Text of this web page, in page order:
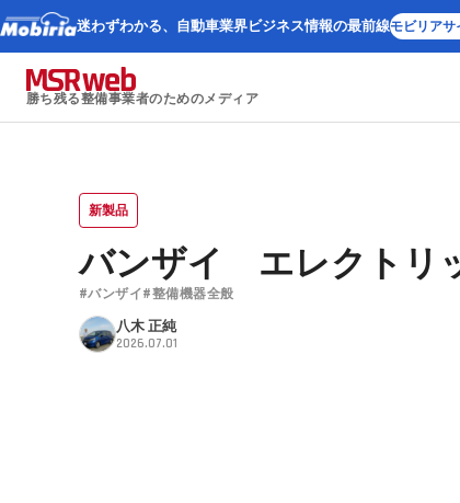
迷わずわかる、 自動車業界ビジネス情報の最前線モビリアサ
勝ち残る整備事業者のためのメディア
新製品
バンザイ エレクトリ
#バンザイ#整備機器全般
八木 正純
2026.07.01